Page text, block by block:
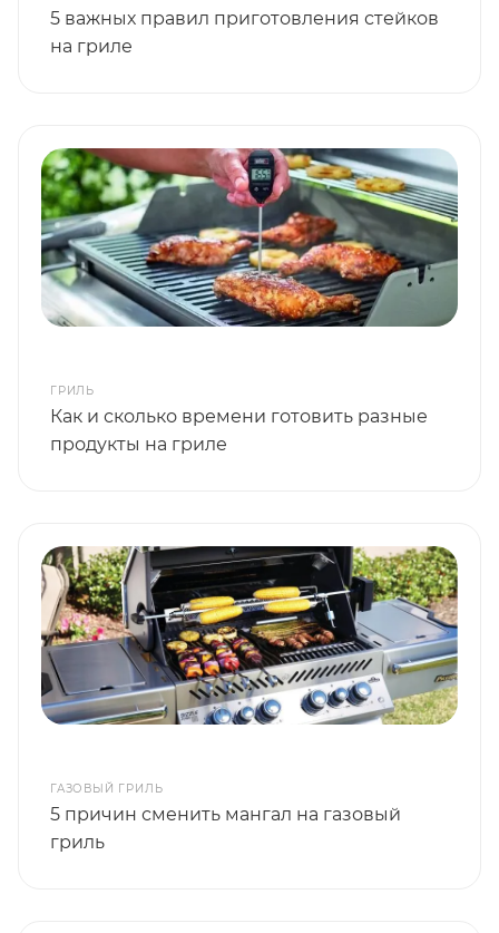
5 важных правил приготовления стейков
на гриле
ГРИЛЬ
Как и сколько времени готовить разные
продукты на гриле
ГАЗОВЫЙ ГРИЛЬ
5 причин сменить мангал на газовый
гриль